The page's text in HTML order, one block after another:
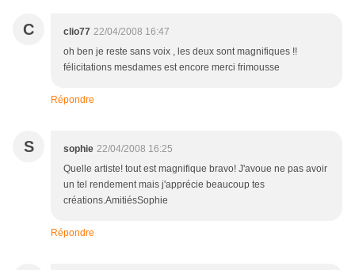
C clio77 22/04/2008 16:47
oh ben je reste sans voix , les deux sont magnifiques !!
félicitations mesdames est encore merci frimousse
Répondre
S sophie 22/04/2008 16:25
Quelle artiste! tout est magnifique bravo! J'avoue ne pas avoir
un tel rendement mais j'apprécie beaucoup tes
créations.AmitiésSophie
Répondre